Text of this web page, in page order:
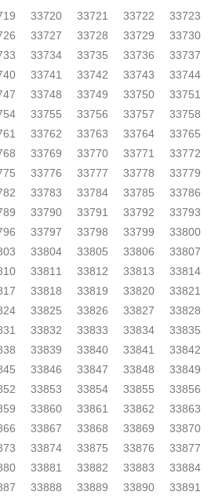
33720 33721 33722
33723
33727 33728 33729
33730
33734 33735 33736
33737
33741 33742 33743
33744
33748 33749 33750
33751
33755 33756 33757
33758
33762 33763 33764
33765
33769 33770 33771
33772
33776 33777 33778
33779
33783 33784 33785
33786
33790 33791 33792
33793
33797 33798 33799
33800
33804 33805 33806
33807
33811 33812 33813
33814
33818 33819 33820
33821
33825 33826 33827
33828
33832 33833 33834
33835
33839 33840 33841
33842
33846 33847 33848
33849
33853 33854 33855
33856
33860 33861 33862
33863
33867 33868 33869
33870
33874 33875 33876
33877
33881 33882 33883
33884
33888 33889 33890
33891